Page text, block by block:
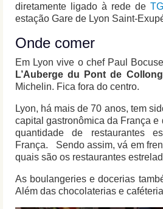
diretamente ligado à rede de
estação Gare de Lyon Saint-
Onde comer
Em Lyon vive o chef Paul
L’Auberge du Pont de
Michelin. Fica fora do centro.
Lyon, há mais de 70 anos, tem
capital gastronômica da França e
quantidade de restaurantes
França. Sendo assim, vá em
quais são os restaurantes
As boulangeries e docerias
Além das chocolaterias e